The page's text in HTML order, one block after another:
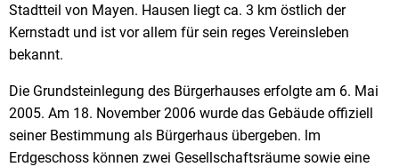
Stadtteil von Mayen. Hausen liegt ca. 3 km östlich der
Kernstadt und ist vor allem für sein reges Vereinsleben
bekannt.
Die Grundsteinlegung des Bürgerhauses erfolgte am 6. Mai
2005. Am 18. November 2006 wurde das Gebäude offiziell
seiner Bestimmung als Bürgerhaus übergeben. lm
Erdgeschoss können zwei Gesellschaftsräume sowie eine